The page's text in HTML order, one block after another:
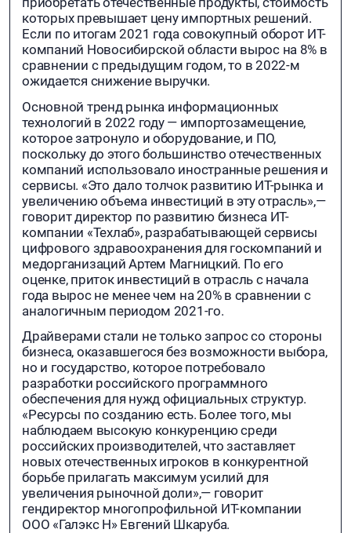
которых превышает цену импортных решений.
Если по итогам 2021 года совокупный оборот ИТ-
компаний Новосибирской области вырос на 8% в
сравнении с предыдущим годом, то в 2022-м
ожидается снижение выручки.
Основной тренд рынка информационных
технологий в 2022 году — импортозамещение,
которое затронуло и оборудование, и ПО,
поскольку до этого большинство отечественных
компаний использовало иностранные решения и
сервисы. «Это дало толчок развитию ИТ-рынка и
увеличению объема инвестиций в эту отрасль»,—
говорит директор по развитию бизнеса ИТ-
компании «Техлаб», разрабатывающей сервисы
цифрового здравоохранения для госкомпаний и
медорганизаций Артем Магницкий. По его
оценке, приток инвестиций в отрасль с начала
года вырос не менее чем на 20% в сравнении с
аналогичным периодом 2021-го.
Драйверами стали не только запрос со стороны
бизнеса, оказавшегося без возможности выбора,
но и государство, которое потребовало
разработки российского программного
обеспечения для нужд официальных структур.
«Ресурсы по созданию есть. Более того, мы
наблюдаем высокую конкуренцию среди
российских производителей, что заставляет
новых отечественных игроков в конкурентной
борьбе прилагать максимум усилий для
увеличения рыночной доли»,— говорит
гендиректор многопрофильной ИТ-компании
ООО «Галэкс Н» Евгений Шкаруба.